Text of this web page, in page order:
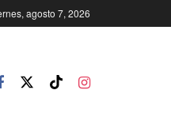
agosto 7, 2026